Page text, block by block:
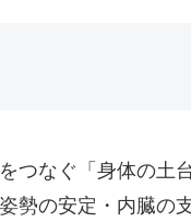
つなぐ「身体の土
勢の安定・内臓の